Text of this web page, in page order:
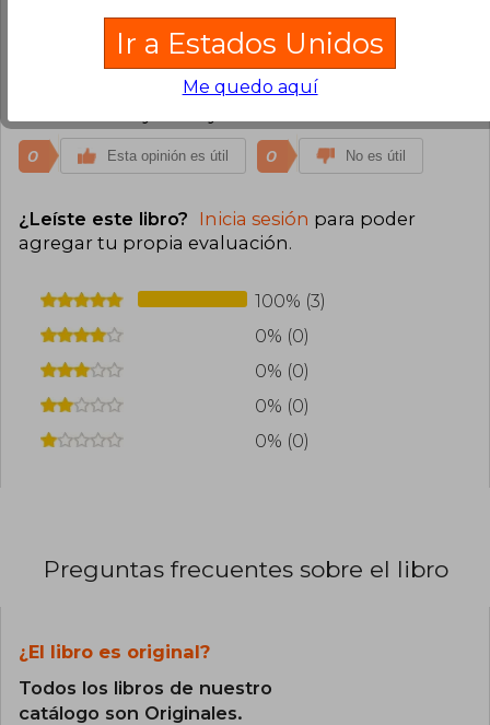
Usuario Anónimo
Lunes 11 de Mayo,
Compra Verificada
0 Esta opinión es útil 0 No es útil
¿Leíste este libro? Inicia sesión para poder
agregar tu propia evaluación.
100% (3)
0% (0)
0% (0)
0% (0)
0% (0)
Preguntas frecuentes sobre el libro
¿El libro es original?
Todos los libros de nuestro
catálogo son Originales.
Ir a Estados Unidos
Me quedo aquí